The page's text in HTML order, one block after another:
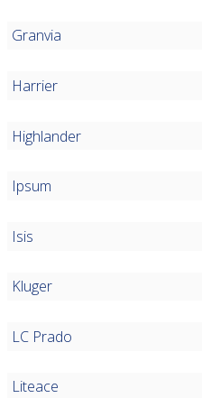
Granvia
Harrier
Highlander
Ipsum
Isis
Kluger
LC Prado
Liteace